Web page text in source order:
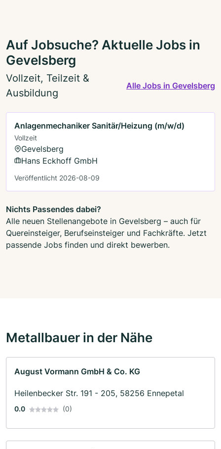
Auf Jobsuche? Aktuelle Jobs in
Gevelsberg
Vollzeit, Teilzeit &
Ausbildung
Alle Jobs in Gevelsberg
Anlagenmechaniker Sanitär/Heizung (m/w/d)
Vollzeit
Gevelsberg
Hans Eckhoff GmbH
Veröffentlicht 2026-08-09
Nichts Passendes dabei?
Alle neuen Stellenangebote in Gevelsberg – auch für
Quereinsteiger, Berufseinsteiger und Fachkräfte. Jetzt
passende Jobs finden und direkt bewerben.
Metallbauer in der Nähe
August Vormann GmbH & Co. KG
Heilenbecker Str. 191 - 205, 58256 Ennepetal
0.0 (0)